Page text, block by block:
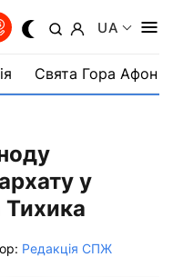
UA
Свята Гора Афон
у
Тихика
Редакція СПЖ